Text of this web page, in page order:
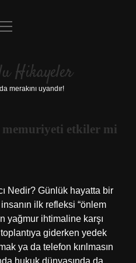
Uyarı
Hikayeler
merakını uyandır!
memuriyeti etkiler mi
Nedir? Günlük hayatta bir
ilk refleksi “önlem
yağmur ihtimaline karşı
giderken yedek
ya da telefon kırılmasın
hukuk dünyasında da